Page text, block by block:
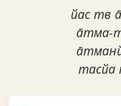
йас тв
а̄тма-
тасйа